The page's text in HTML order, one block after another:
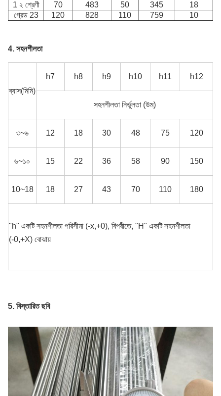
1 ২ শ্রেণী
70 483 50 345
18
গ্রেড 23
120 828 110 759 10
4. সহনশীলতা
ব্যাস(মিমি)
h7 h8 h9 h10 h11 h12
সহনশীলতা নির্ভুলতা (উম)
৩~৬ 12 18 30 48 75 120
৬~১০ 15 22 36 58 90 150
10~18 18 27 43 70 110 180
"h" একটি সহনশীলতা পরিসীমা (-x,+0), বিপরীতে, "H" একটি সহনশীলতা
(-0,+X) বোঝায়
5. বিস্তারিত ছবি